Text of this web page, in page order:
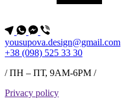
yousupova.design@gmail.com
+38 (098) 525 33 30
/ ПН – ПТ, 9AM-6PM /
Privacy policy